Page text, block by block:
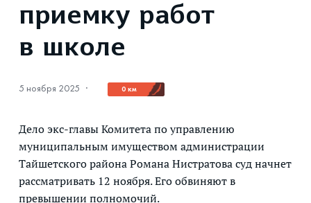
приемку работ
в школе
5 ноября 2025 · 0 км
Дело экс-главы Комитета по управлению
муниципальным имуществом администрации
Тайшетского района Романа Нистратова суд начнет
рассматривать 12 ноября. Его обвиняют в
превышении полномочий.